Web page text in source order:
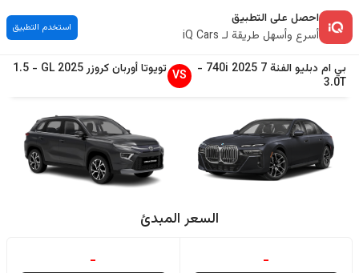
احصل على التطبيق
أسرع وأسهل طريقة لـ iQ Cars
استخدم التطبيق
بي ام دبليوالفئة 7 2025
740i
-
3.0T
VS تويوتاأوربان كروزر2025
GL
-
1.5
السعر المبدئ
-
-